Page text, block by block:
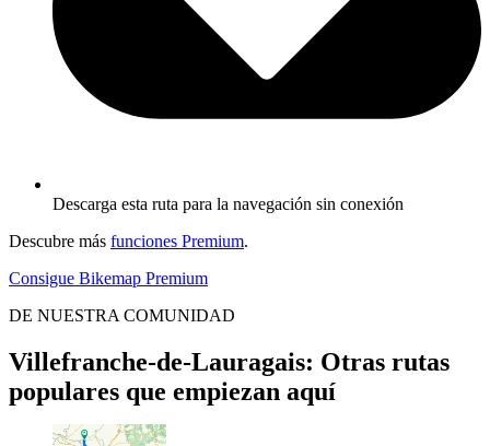
Descarga esta ruta para la navegación sin conexión
Descubre más funciones Premium.
Consigue Bikemap Premium
DE NUESTRA COMUNIDAD
Villefranche-de-Lauragais: Otras rutas
populares que empiezan aquí